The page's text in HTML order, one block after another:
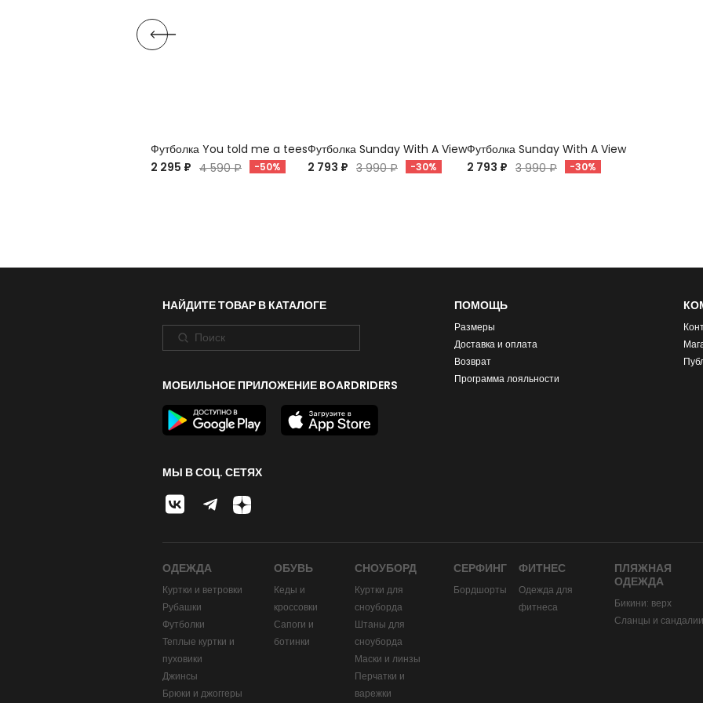
Футболка You told me a tees
2 295 ₽ 4 590 ₽ -50%
Футболка Sunday With A View
2 793 ₽ 3 990 ₽ -30%
Футболка Sunday With A View
2 793 ₽ 3 990 ₽ -30%
НАЙДИТЕ ТОВАР В КАТАЛОГЕ
МОБИЛЬНОЕ ПРИЛОЖЕНИЕ BOARDRIDERS
МЫ В СОЦ. СЕТЯХ
ПОМОЩЬ
Размеры
Доставка и оплата
Возврат
Программа лояльности
ОДЕЖДА
Куртки и ветровки
Рубашки
Футболки
Теплые куртки и
пуховики
Джинсы
Брюки и джоггеры
ОБУВЬ
Кеды и
кроссовки
Сапоги и
ботинки
СНОУБОРД
Куртки для
сноуборда
Штаны для
сноуборда
Маски и линзы
Перчатки и
варежки
СЕРФИНГ
Бордшорты
ФИТНЕС
Одежда для
фитнеса
ПЛЯЖНАЯ
ОДЕЖДА
Бикини: верх
Сланцы и сандалии